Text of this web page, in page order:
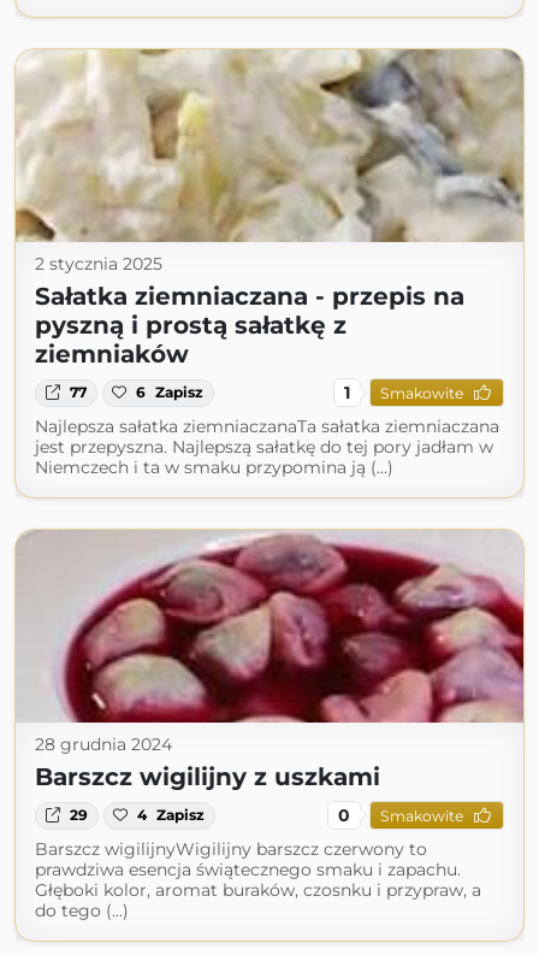
2 stycznia 2025
Sałatka ziemniaczana - przepis na
pyszną i prostą sałatkę z
ziemniaków
77 6 Zapisz 1 Smakowite
Najlepsza sałatka ziemniaczanaTa sałatka ziemniaczana
jest przepyszna. Najlepszą sałatkę do tej pory jadłam w
Niemczech i ta w smaku przypomina ją (...)
28 grudnia 2024
Barszcz wigilijny z uszkami
29 4 Zapisz 0 Smakowite
Barszcz wigilijnyWigilijny barszcz czerwony to
prawdziwa esencja świątecznego smaku i zapachu.
Głęboki kolor, aromat buraków, czosnku i przypraw, a
do tego (...)